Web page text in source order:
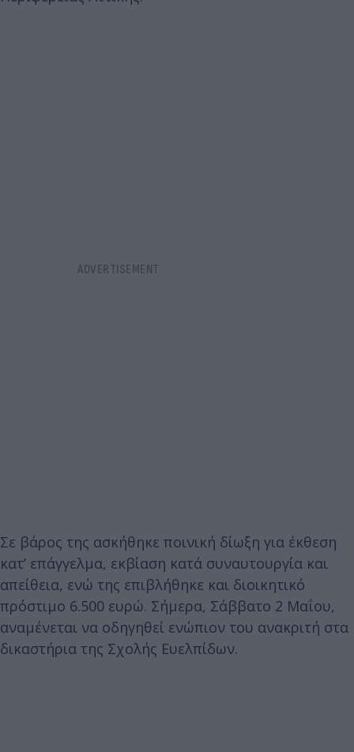
Σε βάρος της ασκήθηκε ποινική δίωξη για έκθεση
κατ’ επάγγελμα, εκβίαση κατά συναυτουργία και
απείθεια, ενώ της επιβλήθηκε και διοικητικό
πρόστιμο 6.500 ευρώ. Σήμερα, Σάββατο 2 Μαΐου,
αναμένεται να οδηγηθεί ενώπιον του ανακριτή στα
δικαστήρια της Σχολής Ευελπίδων.